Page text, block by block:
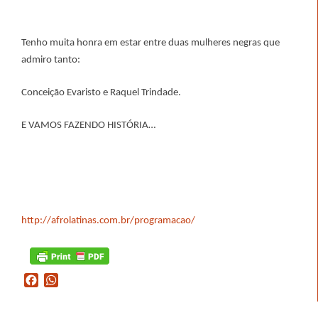
Tenho muita honra em estar entre duas mulheres negras que
admiro tanto:
Conceição Evaristo e Raquel Trindade.
E VAMOS FAZENDO HISTÓRIA…
http://afrolatinas.com.br/programacao/
Facebook